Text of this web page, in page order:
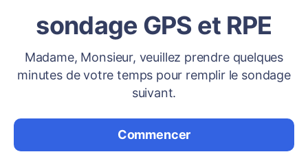
sondage GPS et RPE
Madame, Monsieur, veuillez prendre quelques
minutes de votre temps pour remplir le sondage
suivant.
Commencer